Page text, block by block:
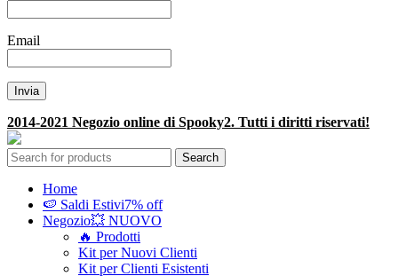
Email
2014-2021 Negozio online di Spooky2. Tutti i diritti riservati!
Search
Home
🍉 Saldi Estivi7% off
Negozio💥 NUOVO
🔥 Prodotti
Kit per Nuovi Clienti
Kit per Clienti Esistenti